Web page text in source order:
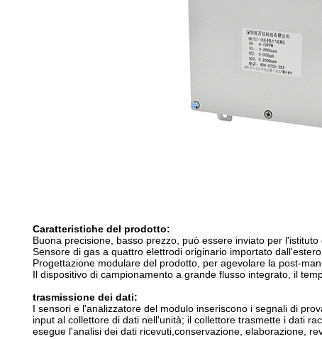
Caratteristiche del prodotto:
Buona precisione, basso prezzo, può essere inviato per
Sensore di gas a quattro elettrodi originario importato
Progettazione modulare del prodotto, per agevolare la post-
Il dispositivo di campionamento a grande flusso integrato, il
trasmissione dei dati:
I sensori e l'analizzatore del modulo inseriscono i segnali di
input al collettore di dati nell'unità; il collettore trasmette i dati
esegue l'analisi dei dati ricevuti,conservazione, elaborazione,